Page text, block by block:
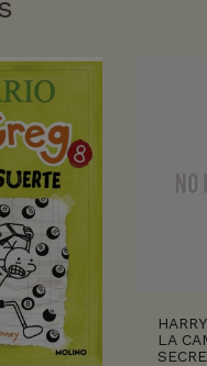
LA